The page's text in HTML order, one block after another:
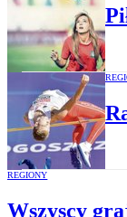
REGIONY
Wszyscy